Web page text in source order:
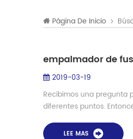
Página De Inicio
2019-03-19
Recibimos una pregunta
diferentes puntos.
LEE MAS